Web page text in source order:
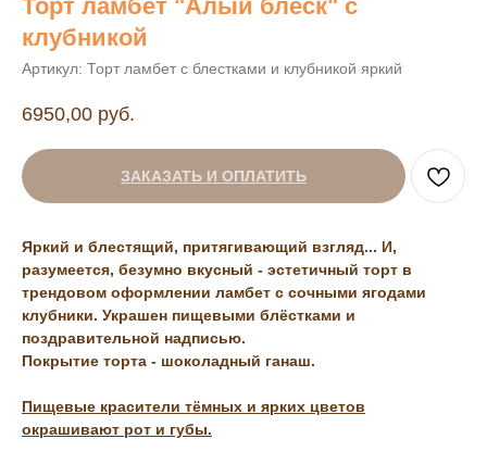
Торт ламбет "Алый блеск" с
клубникой
Артикул: Торт ламбет с блестками и клубникой яркий
6950,00 руб.
ЗАКАЗАТЬ И ОПЛАТИТЬ
Яркий и блестящий, притягивающий взгляд... И,
разумеется, безумно вкусный - эстетичный торт в
трендовом оформлении ламбет с сочными ягодами
клубники. Украшен пищевыми блёстками и
поздравительной надписью.
Покрытие торта - шоколадный ганаш.
Пищевые красители тёмных и ярких цветов
окрашивают рот и губы.